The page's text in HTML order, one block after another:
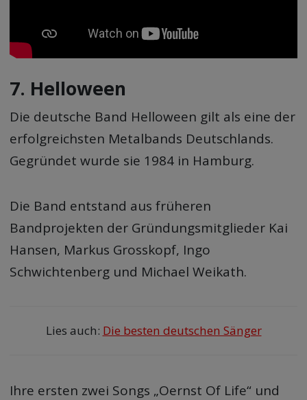
7. Helloween
Die deutsche Band Helloween gilt als eine der
erfolgreichsten Metalbands Deutschlands.
Gegründet wurde sie 1984 in Hamburg.
Die Band entstand aus früheren
Bandprojekten der Gründungsmitglieder Kai
Hansen, Markus Grosskopf, Ingo
Schwichtenberg und Michael Weikath.
Lies auch: Die besten deutschen Sänger
Ihre ersten zwei Songs „Oernst Of Life“ und